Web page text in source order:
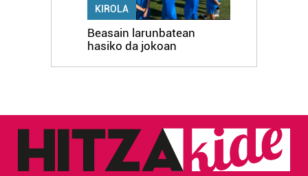
KIROLA
Beasain larunbatean
hasiko da jokoan